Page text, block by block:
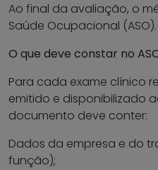
Ao final da avaliação, o
Saúde Ocupacional (ASO).
O que deve constar no
Para cada exame clínico
emitido e disponibilizado
documento deve conter:
Dados da empresa e do
função);